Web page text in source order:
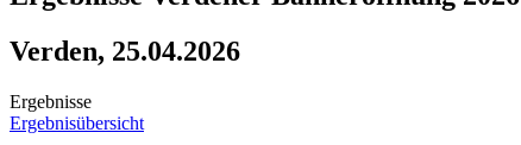
Verden, 25.04.2026
Ergebnisse
Ergebnisübersicht